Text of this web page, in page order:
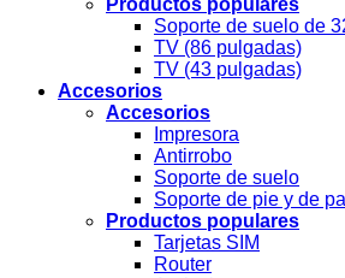
Productos populares
Soporte de suelo de
TV (86 pulgadas)
TV (43 pulgadas)
Accesorios
Accesorios
Impresora
Antirrobo
Soporte de suelo
Soporte de pie y de
Productos populares
Tarjetas SIM
Router